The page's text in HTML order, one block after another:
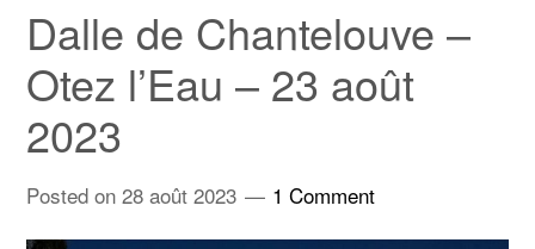
Dalle de Chantelouve –
Otez l’Eau – 23 août
2023
Posted on28 août 2023 1 Comment